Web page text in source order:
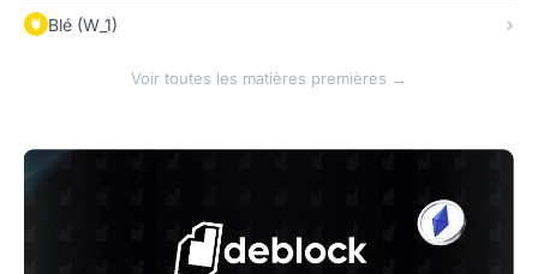
Blé (W_1)
Voir toutes les matières premières →